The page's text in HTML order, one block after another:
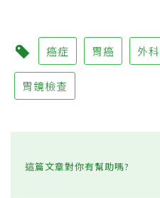
癌症 胃癌 外
胃鏡檢查
這篇文章對你有幫助嗎?